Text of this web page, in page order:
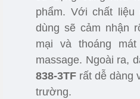
phẩm. Với chất
dùng sẽ cảm nhận
mại và thoáng
massage. Ngoài ra,
838-3TF rất dễ dàng
trường.